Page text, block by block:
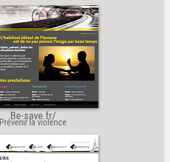
Be-save.fr/
Prévenir la violence